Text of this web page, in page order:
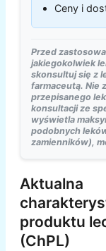
Ceny i
Przed
jakiegokolwiek
skonsultuj się z
farmaceutą. Nie
przepisanego
konsultacji ze
wyświetla
podobnych
zamienników),
Aktualna
produktu
(ChPL)